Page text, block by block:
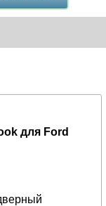
для Ford